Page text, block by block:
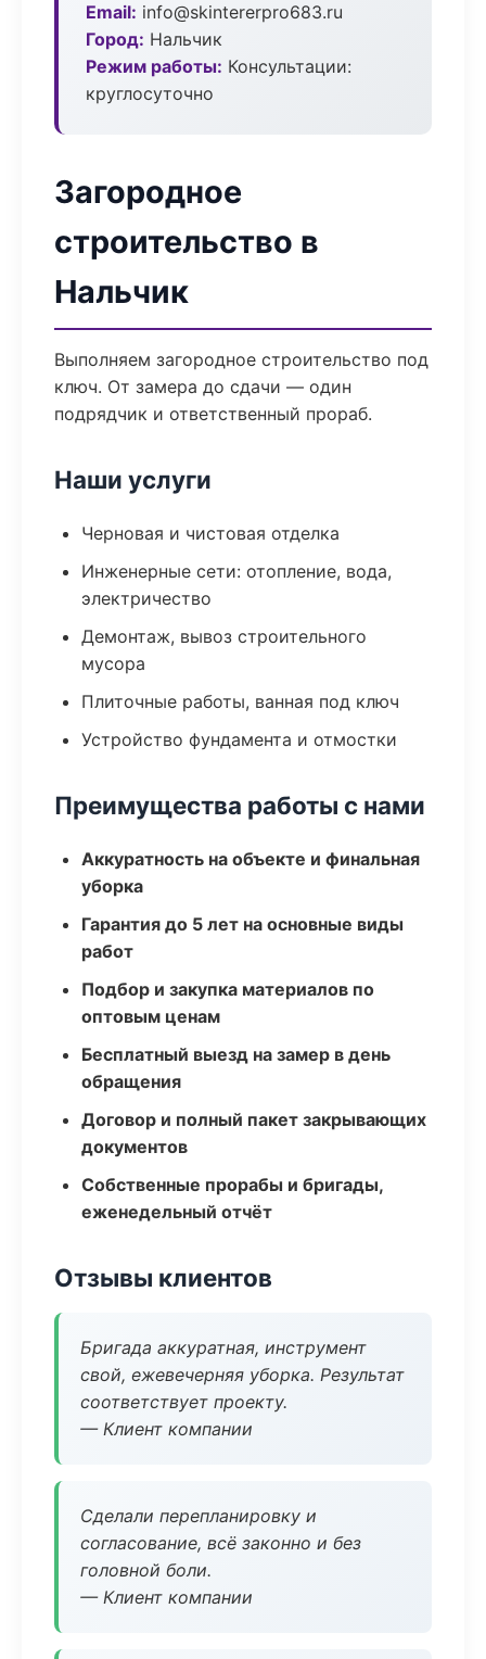
Email: info@skintererpro683.ru
Город: Нальчик
Режим работы: Консультации:
круглосуточно
Загородное
строительство в
Нальчик
Выполняем загородное строительство под
ключ. От замера до сдачи — один
подрядчик и ответственный прораб.
Наши услуги
Черновая и чистовая отделка
Инженерные сети: отопление, вода,
электричество
Демонтаж, вывоз строительного
мусора
Плиточные работы, ванная под ключ
Устройство фундамента и отмостки
Преимущества работы с нами
Аккуратность на объекте и финальная
уборка
Гарантия до 5 лет на основные виды
работ
Подбор и закупка материалов по
оптовым ценам
Бесплатный выезд на замер в день
обращения
Договор и полный пакет закрывающих
документов
Собственные прорабы и бригады,
еженедельный отчёт
Отзывы клиентов
Бригада аккуратная, инструмент
свой, ежевечерняя уборка. Результат
соответствует проекту.
— Клиент компании
Сделали перепланировку и
согласование, всё законно и без
головной боли.
— Клиент компании